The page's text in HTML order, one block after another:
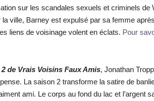
sur les scandales sexuels et criminels de
ville, Barney est expulsé par sa femme
liens de voisinage volent en éclats. Pour
de Vrais Voisins Faux Amis, Jonathan
La saison 2 transforme la satire de
ami. Le corps au fond du lac et l’argent